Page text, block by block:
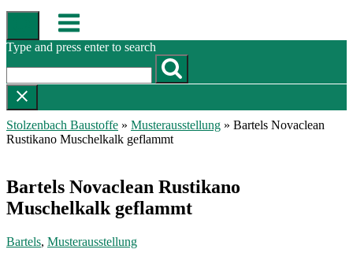
Skip
content
Menu
Type and press enter to search
Stolzenbach Baustoffe » Musterausstellung » Bartels Novaclean
Rustikano Muschelkalk geflammt
Bartels Novaclean Rustikano
Muschelkalk geflammt
Bartels, Musterausstellung